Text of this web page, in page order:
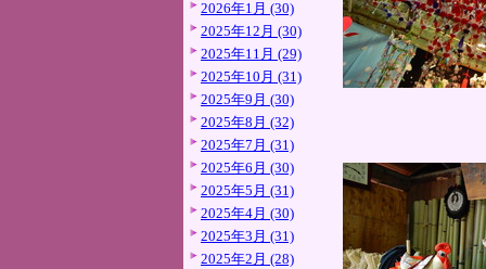
2026年1月 (30)
2025年12月 (30)
2025年11月 (29)
2025年10月 (31)
2025年9月 (30)
2025年8月 (32)
2025年7月 (31)
2025年6月 (30)
2025年5月 (31)
2025年4月 (30)
2025年3月 (31)
2025年2月 (28)